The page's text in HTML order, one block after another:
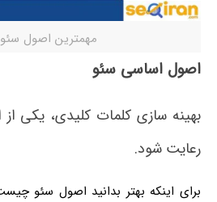
مهمترین اصول
اصول اساسی سئو
بهینه سازی کلمات کلیدی، یکی
رعایت شود.
برای اینکه بهتر بدانید اصول سئو